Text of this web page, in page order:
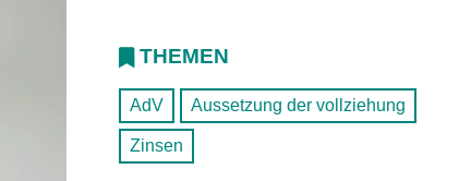
THEMEN
AdV Aussetzung der vollziehung
Zinsen